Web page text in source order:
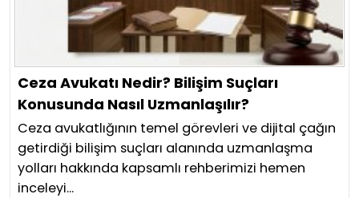
Ceza Avukatı Nedir? Bilişim Suçları
Konusunda Nasıl Uzmanlaşılır?
Ceza avukatlığının temel görevleri ve dijital çağın
getirdiği bilişim suçları alanında uzmanlaşma
yolları hakkında kapsamlı rehberimizi hemen
inceleyi...